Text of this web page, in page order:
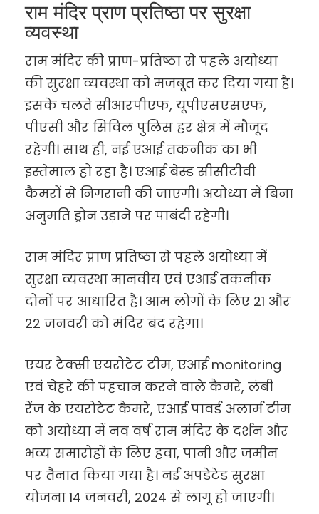
राम मंदिर प्राण प्रतिष्ठा पर सुरक्षा
व्यवस्था
राम मंदिर की प्राण-प्रतिष्ठा से पहले अयोध्या
की सुरक्षा व्यवस्था को मजबूत कर दिया गया है।
इसके चलते सीआरपीएफ, यूपीएसएसएफ,
पीएसी और सिविल पुलिस हर क्षेत्र में मौजूद
रहेगी। साथ ही, नई एआई तकनीक का भी
इस्तेमाल हो रहा है। एआई बेस्ड सीसीटीवी
कैमरों से निगरानी की जाएगी। अयोध्या में बिना
अनुमति ड्रोन उड़ाने पर पाबंदी रहेगी।
राम मंदिर प्राण प्रतिष्ठा से पहले अयोध्या में
सुरक्षा व्यवस्था मानवीय एवं एआई तकनीक
दोनों पर आधारित है। आम लोगों के लिए 21 और
22 जनवरी को मंदिर बंद रहेगा।
एयर टैक्सी एयरोटेट टीम, एआई monitoring
एवं चेहरे की पहचान करने वाले कैमरे, लंबी
रेंज के एयरोटेट कैमरे, एआई पावर्ड अलार्म टीम
को अयोध्या में नव वर्ष राम मंदिर के दर्शन और
भव्य समारोहों के लिए हवा, पानी और जमीन
पर तैनात किया गया है। नई अपडेटेड सुरक्षा
योजना 14 जनवरी, 2024 से लागू हो जाएगी।